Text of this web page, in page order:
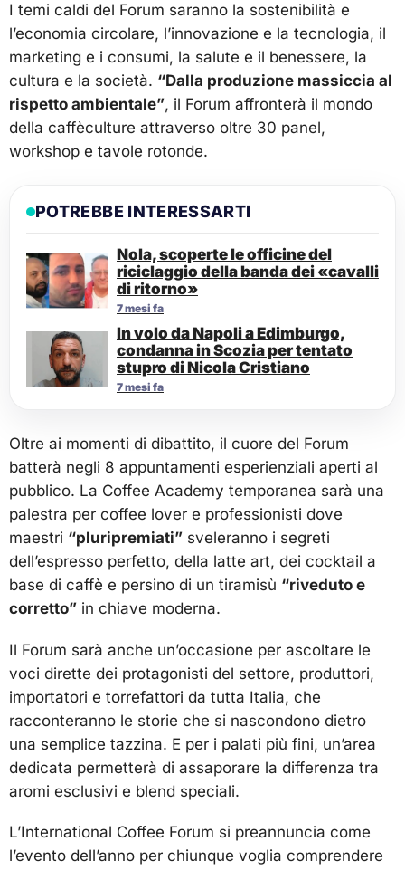
I temi caldi del Forum saranno la sostenibilità e
l’economia circolare, l’innovazione e la tecnologia, il
marketing e i consumi, la salute e il benessere, la
cultura e la società. “Dalla produzione massiccia al
rispetto ambientale”, il Forum affronterà il mondo
della caffèculture attraverso oltre 30 panel,
workshop e tavole rotonde.
POTREBBE INTERESSARTI
Nola, scoperte le officine del
riciclaggio della banda dei «cavalli
di ritorno»
7 mesi fa
In volo da Napoli a Edimburgo,
condanna in Scozia per tentato
stupro di Nicola Cristiano
7 mesi fa
Oltre ai momenti di dibattito, il cuore del Forum
batterà negli 8 appuntamenti esperienziali aperti al
pubblico. La Coffee Academy temporanea sarà una
palestra per coffee lover e professionisti dove
maestri “pluripremiati” sveleranno i segreti
dell’espresso perfetto, della latte art, dei cocktail a
base di caffè e persino di un tiramisù “riveduto e
corretto” in chiave moderna.
Il Forum sarà anche un’occasione per ascoltare le
voci dirette dei protagonisti del settore, produttori,
importatori e torrefattori da tutta Italia, che
racconteranno le storie che si nascondono dietro
una semplice tazzina. E per i palati più fini, un’area
dedicata permetterà di assaporare la differenza tra
aromi esclusivi e blend speciali.
L’International Coffee Forum si preannuncia come
l’evento dell’anno per chiunque voglia comprendere